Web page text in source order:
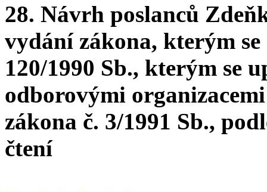
28. Návrh poslanců
vydání zákona, kterým
120/1990 Sb., kterým se
odborovými
zákona č. 3/1991 Sb.,
čtení